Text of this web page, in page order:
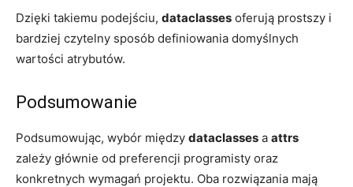
Dzięki takiemu podejściu, dataclasses oferują prostszy‌ i
bardziej czytelny sposób definiowania‌ domyślnych⁣
wartości atrybutów.
Podsumowanie
Podsumowując, wybór między‍ dataclasses a attrs
zależy głównie‌ od ⁤preferencji programisty⁤ oraz
konkretnych wymagań projektu. Oba rozwiązania mają